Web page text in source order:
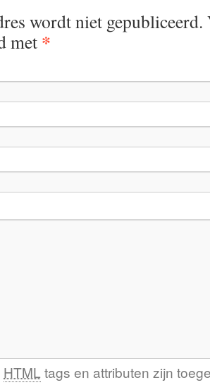
wordt niet
met *
HTML tags en attributen zijn